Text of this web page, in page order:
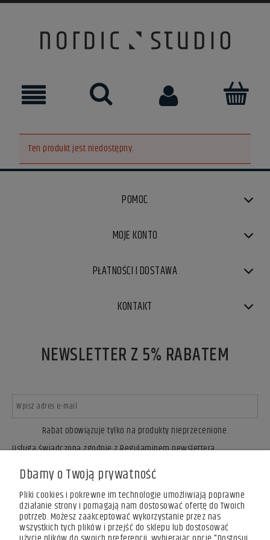
Ten produkt jest niedostępny.
POMOC
MOJE KONTO
PŁATNOŚCI I DOSTAWA
KONTAKT
NEWSLETTER Z 5% RABATEM
Rabat obowiązuje tylko na produkty nieprzecenione.
ZAPISZ SIĘ
Usługa świadczona zgodnie z Regulaminem newslettera.
Dbamy o Twoją prywatność
Pliki cookies i pokrewne im technologie umożliwiają poprawne
działanie strony i pomagają nam dostosować ofertę do Twoich
potrzeb. Możesz zaakceptować wykorzystanie przez nas
wszystkich tych plików i przejść do sklepu lub dostosować